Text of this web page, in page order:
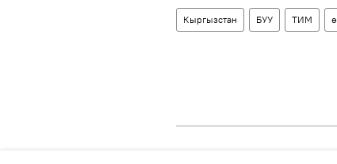
Кыргызстан БУУ ТИМ